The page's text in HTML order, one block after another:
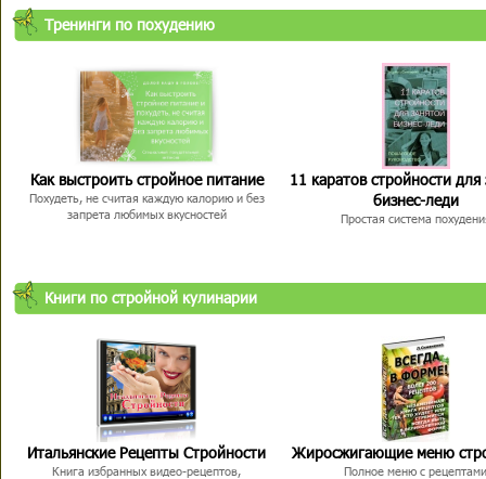
Тренинги по похудению
Как выстроить стройное питание
Похудеть, не считая каждую калорию и без
запрета любимых вкусностей
11 каратов стройности для
бизнес-леди
Простая система
Книги по стройной кулинарии
Итальянские Рецепты Стройности
Книга избранных видео-рецептов,
Жиросжигающие меню
Полное меню с рецептами